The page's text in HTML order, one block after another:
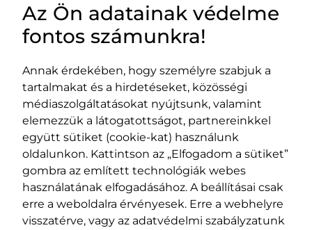
HASZNOS LINKEK
Impresszum
Adatvédelmi szabályzat
EPP program
400029 Kolozsvár,
Fürdő (Card. Iuliu Hossu) utca, 41.
szám
tel/fax:0723 250 321
email:office@rmdsz.ro
400489 Kolozsvár,
Majális utca, 60.
szám
tel/fax:0264 590 758
email:
office@rmdsz.ro
Az Ön adatainak védelme
fontos számunkra!
Annak érdekében, hogy személyre szabjuk a
tartalmakat és a hirdetéseket, közösségi
médiaszolgáltatásokat nyújtsunk, valamint
elemezzük a látogatottságot, partnereinkkel
együtt sütiket (cookie-kat) használunk
oldalunkon. Kattintson az „Elfogadom a sütiket”
gombra az említett technológiák webes
használatának elfogadásához. A beállításai csak
erre a weboldalra érvényesek. Erre a webhelyre
visszatérve, vagy az adatvédelmi szabályzatunk